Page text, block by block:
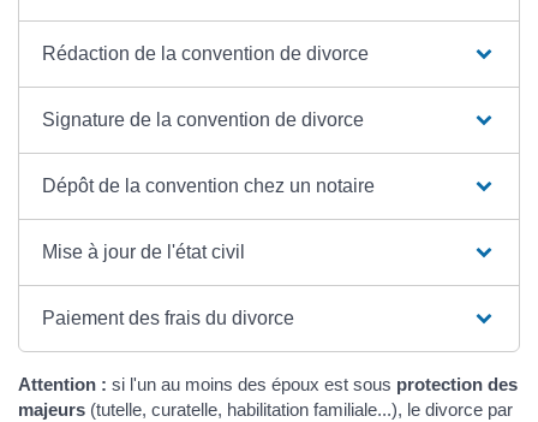
Rédaction de la convention de divorce
Signature de la convention de divorce
Dépôt de la convention chez un notaire
Mise à jour de l'état civil
Paiement des frais du divorce
Attention : si l'un au moins des époux est sous protection des
majeurs (tutelle, curatelle, habilitation familiale...), le divorce par